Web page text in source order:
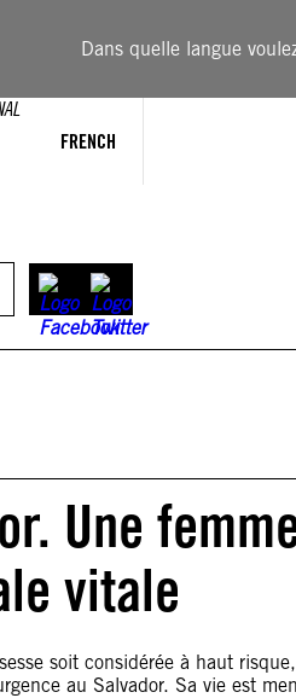
Dans quelle langue
FRENCH
Une
vitale
soit considérée à haut
au Salvador. Sa vie est